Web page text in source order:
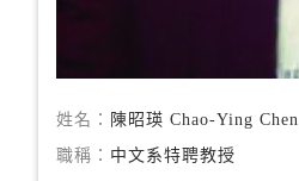
姓名： 陳昭瑛 Chao-Ying Chen
職稱： 中文系特聘教授